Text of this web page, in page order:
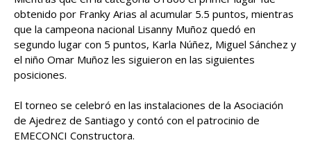
obtenido por Franky Arias al acumular 5.5 puntos, mientras
que la campeona nacional Lisanny Muñoz quedó en
segundo lugar con 5 puntos, Karla Núñez, Miguel Sánchez y
el niño Omar Muñoz les siguieron en las siguientes
posiciones.
El torneo se celebró en las instalaciones de la Asociación
de Ajedrez de Santiago y contó con el patrocinio de
EMECONCI Constructora.